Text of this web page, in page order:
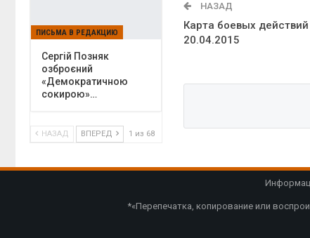
НАЗАД
Карта боевых
20.04.2015
ПИСЬМА В РЕДАКЦИЮ
Сергій Позняк
озброєний
«Демократичною
сокирою»…
НАЗАД ВПЕРЕД 1 из 68
*«Перепечатка, копирование или